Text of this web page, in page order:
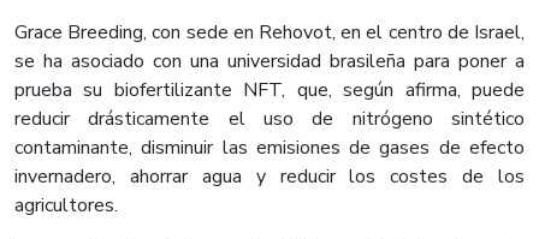
Grace Breeding, con sede en Rehovot, en el centro de Israel,
se ha asociado con una universidad brasileña para poner a
prueba su biofertilizante NFT, que, según afirma, puede
reducir drásticamente el uso de nitrógeno sintético
contaminante, disminuir las emisiones de gases de efecto
invernadero, ahorrar agua y reducir los costes de los
agricultores.